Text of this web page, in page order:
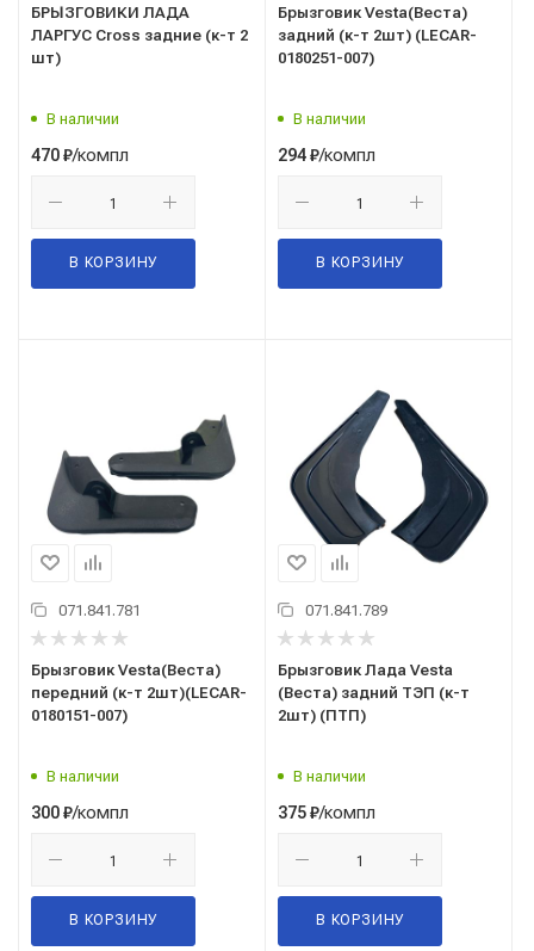
БРЫЗГОВИКИ ЛАДА
ЛАРГУС Cross задние (к-т 2
шт)
В наличии
470₽/компл
В КОРЗИНУ
Брызговик Vesta(Веста)
задний (к-т 2шт) (LECAR-
0180251-007)
В наличии
294₽/компл
В КОРЗИНУ
071.841.781
Брызговик Vesta(Веста)
передний (к-т 2шт)(LECAR-
0180151-007)
В наличии
300₽/компл
В КОРЗИНУ
071.841.789
Брызговик Лада Vesta
(Веста) задний ТЭП (к-т
2шт) (ПТП)
В наличии
375₽/компл
В КОРЗИНУ